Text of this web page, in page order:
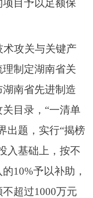
目予以足额保
攻关与关键产
制定湖南省关
湖南省先进制造
目录， “一清单
出题，实行“揭榜
入基础上，按不
的10%予以补助，
不超过1000万元